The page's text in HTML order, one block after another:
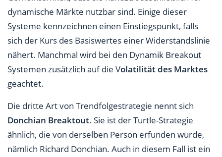
dynamische Märkte nutzbar sind. Einige dieser
Systeme kennzeichnen einen Einstiegspunkt, falls
sich der Kurs des Basiswertes einer Widerstandslinie
nähert. Manchmal wird bei den Dynamik Breakout
Systemen zusätzlich auf die Volatilität des Marktes
geachtet.
Die dritte Art von Trendfolgestrategie nennt sich
Donchian Breaktout. Sie ist der Turtle-Strategie
ähnlich, die von derselben Person erfunden wurde,
nämlich Richard Donchian. Auch in diesem Fall ist ein